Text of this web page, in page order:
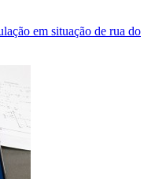
em situação de rua do